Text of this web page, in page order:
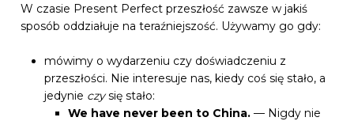
W czasie Present Perfect przeszłość zawsze w jakiś
sposób oddziałuje na teraźniejszość. Używamy go gdy:
mówimy o wydarzeniu czy doświadczeniu z
przeszłości. Nie interesuje nas, kiedy coś się stało, a
jedynie czysię stało:
We have never been to China. — Nigdy nie